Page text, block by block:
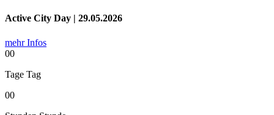
Active City Day | 29.05.2026
mehr Infos
00
Tage Tag
00